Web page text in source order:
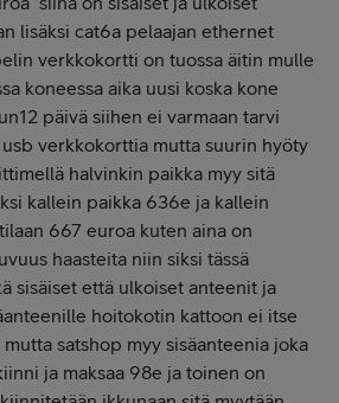
lisäksi cat6a pelaajan ethernet
verkkokortti on tuossa äitin mulle
koneessa aika uusi koska kone
päivä siihen ei varmaan tarvi
verkkokorttia mutta suurin hyöty
halvinkin paikka myy sitä
kallein paikka 636e ja kallein
667 euroa kuten aina on
haasteita niin siksi tässä
sisäiset että ulkoiset anteenit ja
hoitokotin kattoon ei itse
satshop myy sisäanteenia joka
ja maksaa 98e ja toinen on